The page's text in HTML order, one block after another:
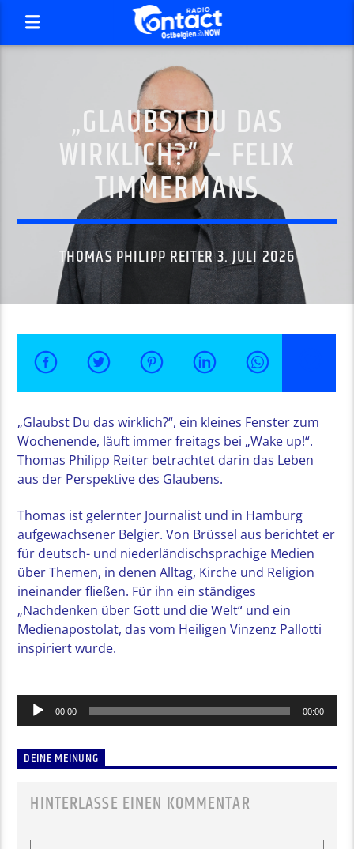
„GLAUBST DU DAS
WIRKLICH?“ – FELIX
TIMMERMANS
THOMAS PHILIPP REITER 3. JULI 2026
„Glaubst Du das wirklich?“, ein kleines Fenster zum
Wochenende, läuft immer freitags bei „Wake up!“.
Thomas Philipp Reiter betrachtet darin das Leben
aus der Perspektive des Glaubens.
Thomas ist gelernter Journalist und in Hamburg
aufgewachsener Belgier. Von Brüssel aus berichtet er
für deutsch- und niederländischsprachige Medien
über Themen, in denen Alltag, Kirche und Religion
ineinander fließen. Für ihn ein ständiges
„Nachdenken über Gott und die Welt“ und ein
Medienapostolat, das vom Heiligen Vinzenz Pallotti
inspiriert wurde.
Audio-
Player
00:00 00:00
DEINE MEINUNG
HINTERLASSE EINEN KOMMENTAR